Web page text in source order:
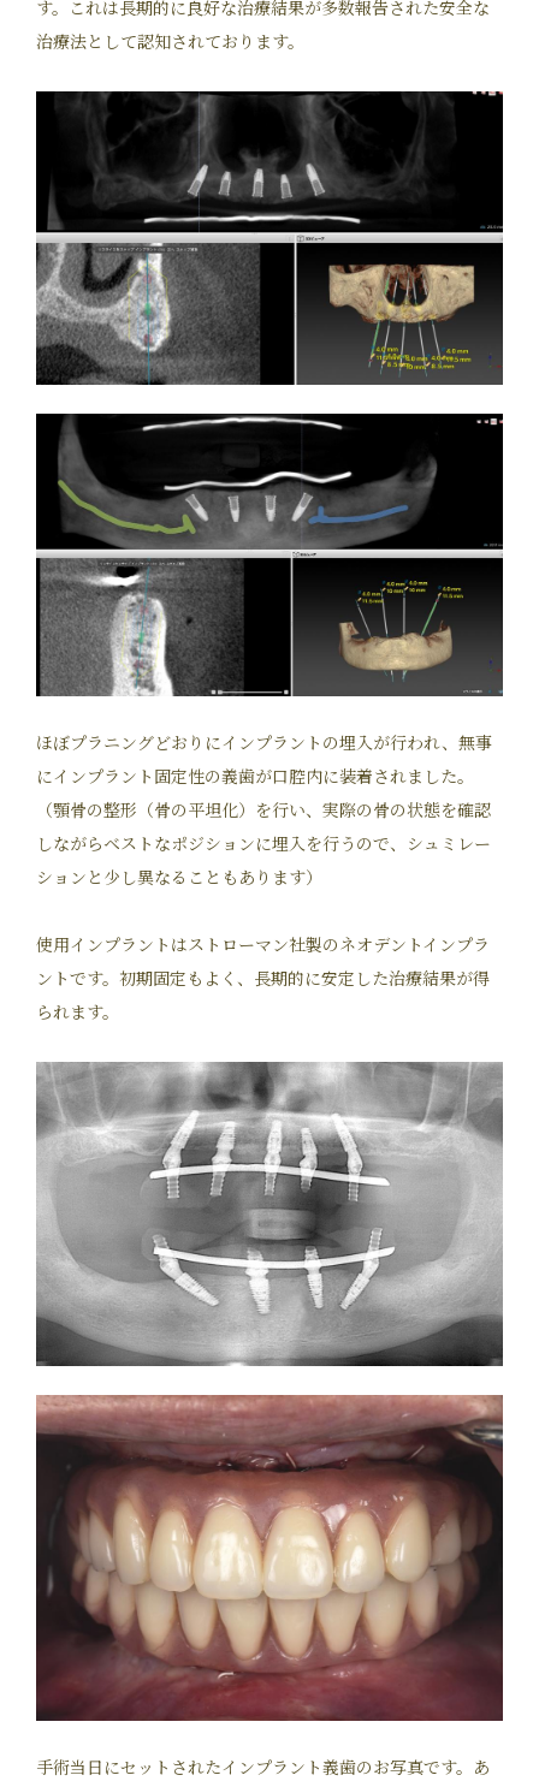
す。これは長期的に良好な治療結果が多数報告された安全な
治療法として認知されております。
ほぼプラニングどおりにインプラントの埋入が行われ、無事
にインプラント固定性の義歯が口腔内に装着されました。
（顎骨の整形（骨の平坦化）を行い、実際の骨の状態を確認
しながらベストなポジションに埋入を行うので、シュミレー
ションと少し異なることもあります）
使用インプラントはストローマン社製のネオデントインプラ
ントです。初期固定もよく、長期的に安定した治療結果が得
られます。
手術当日にセットされたインプラント義歯のお写真です。あ